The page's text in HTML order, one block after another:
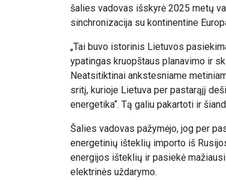
šalies vadovas išskyrė 2025 metų
sinchronizacija su kontinentine
„Tai buvo istorinis Lietuvos
ypatingas kruopštaus planavimo ir
Neatsitiktinai ankstesniame
sritį, kurioje Lietuva per pastarąjį
energetika“. Tą galiu pakartoti ir
Šalies vadovas pažymėjo, jog per
energetinių išteklių importo iš
energijos išteklių ir pasiekė
elektrinės uždarymo.